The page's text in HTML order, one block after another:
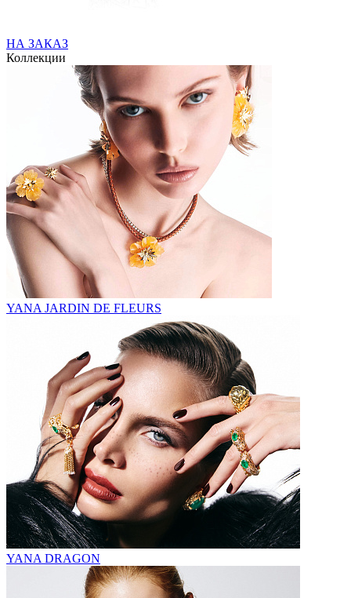
НА ЗАКАЗ
Коллекции
YANA JARDIN DE FLEURS
YANA DRAGON